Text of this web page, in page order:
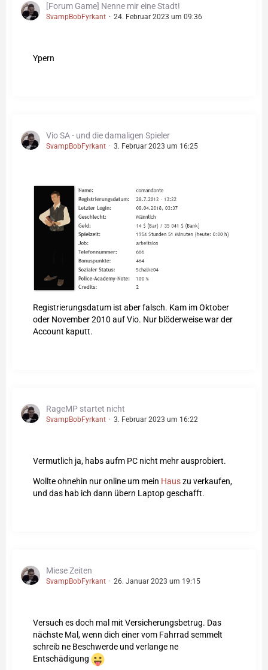
[Forum Game] Nenne mir eine Stadt!
SvampBobFyrkant 24. Februar 2023 um 09:36
Ypern
Vio SA - und die damaligen Spieler
SvampBobFyrkant 3. Februar 2023 um 16:25
Registrierungsdatum ist aber falsch. Kam im Oktober
oder November 2010 auf Vio. Nur blöderweise war der
Account kaputt.
RageMP startet nicht
SvampBobFyrkant 3. Februar 2023 um 16:22
Vermutlich ja, habs aufm PC nicht mehr ausprobiert.
Wollte ohnehin nur online um mein Hauszu verkaufen,
und das hab ich dann übern Laptop geschafft.
Miese Zeiten
SvampBobFyrkant 26. Januar 2023 um 19:15
Versuch es doch mal mit Versicherungsbetrug. Das
nächste Mal, wenn dich einer vom Fahrrad semmelt
schreib ne Beschwerde und verlange ne
Entschädigung